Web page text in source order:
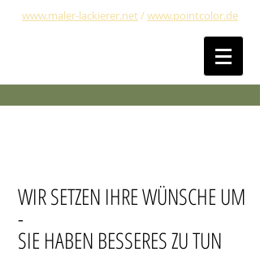
www.maler-lackierer.net/www.pointcolor.de
WIR SETZEN IHRE WÜNSCHE UM
-
SIE HABEN BESSERES ZU TUN